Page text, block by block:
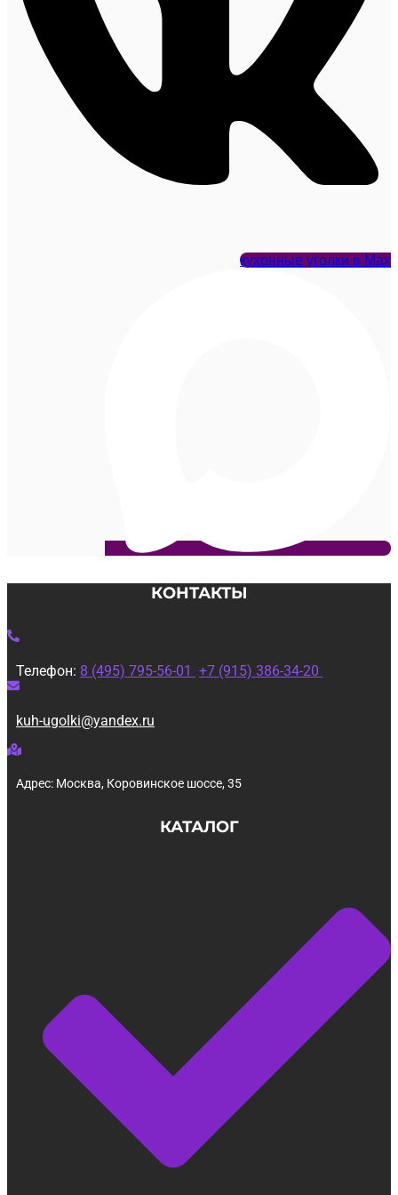
кухонные уголки в Max
КОНТАКТЫ
Телефон: 8 (495) 795-56-01 +7 (915) 386-34-20
kuh-ugolki@yandex.ru
Адрес: Москва, Коровинское шоссе, 35
КАТАЛОГ